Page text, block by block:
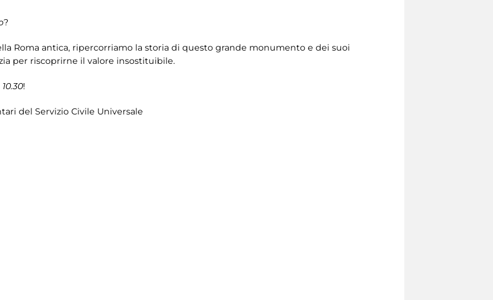
?
Roma antica, ripercorriamo la storia di questo grande monumento e dei suoi
per riscoprirne il valore insostituibile.
!
del Servizio Civile Universale